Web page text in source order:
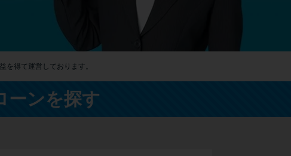
カードローンQ&A
特集ページ
リボ払いをそのまま払いきると損！
カードローンの見直しで40万円得した話
得て運営しております。
ーンを探す